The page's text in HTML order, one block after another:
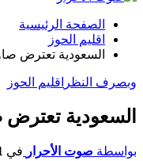
الصفحة الرئيسية
اقليم الحوز
السعودية تعترض
وبصرف النظر اقليم الحوز
السعودية
بواسطة صوت الأحرار في